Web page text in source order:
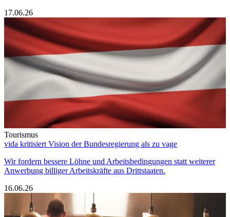
17.06.26
Tourismus
vida kritisiert Vision der Bundesregierung als zu vage
Wir fordern bessere Löhne und Arbeitsbedingungen statt weiterer
Anwerbung billiger Arbeitskräfte aus Drittstaaten.
16.06.26